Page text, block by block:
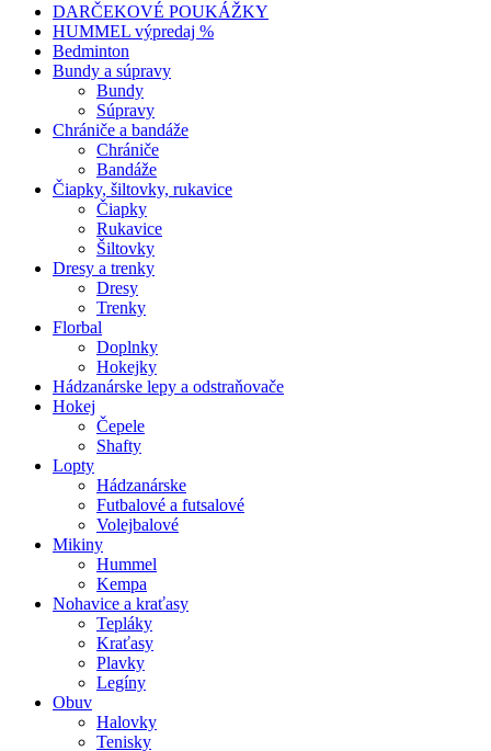
DARČEKOVÉ POUKÁŽKY
HUMMEL výpredaj %
Bedminton
Bundy a súpravy
Bundy
Súpravy
Chrániče a bandáže
Chrániče
Bandáže
Čiapky, šiltovky, rukavice
Čiapky
Rukavice
Šiltovky
Dresy a trenky
Dresy
Trenky
Florbal
Doplnky
Hokejky
Hádzanárske lepy a odstraňovače
Hokej
Čepele
Shafty
Lopty
Hádzanárske
Futbalové a futsalové
Volejbalové
Mikiny
Hummel
Kempa
Nohavice a kraťasy
Tepláky
Kraťasy
Plavky
Legíny
Obuv
Halovky
Tenisky